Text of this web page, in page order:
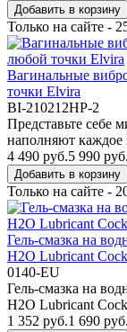
Добавить в корзину
Только на сайте -
Вагинальные
точки Elvira
BI-210212HP-2
Представьте себе
наполняют
4 490 руб.5 990 руб.
Добавить в корзину
Только на сайте -
Гель-смазка на
H2O Lubricant
0140-EU
Гель-смазка на
H2O Lubricant
1 352 руб.1 690 руб.